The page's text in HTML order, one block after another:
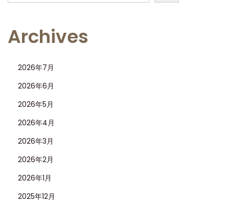
か
偽
Archives
2026年7月
2026年6月
2026年5月
2026年4月
2026年3月
2026年2月
2026年1月
2025年12月